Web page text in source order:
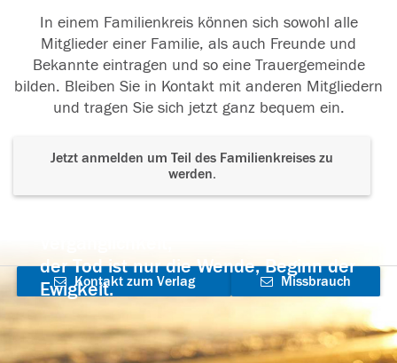
In einem Familienkreis können sich sowohl alle
Mitglieder einer Familie, als auch Freunde und
Bekannte eintragen und so eine Trauergemeinde
bilden. Bleiben Sie in Kontakt mit anderen Mitgliedern
und tragen Sie sich jetzt ganz bequem ein.
Jetzt anmelden um Teil des Familienkreises zu
werden.
der Tod ist nur die Wende, Beginn der
Ewigkeit.
Kontakt zum Verlag
aufnehmen
Missbrauch